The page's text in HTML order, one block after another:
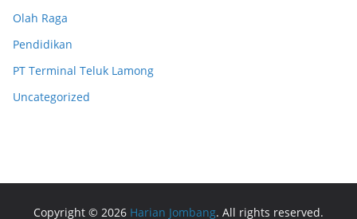
Olah Raga
Pendidikan
PT Terminal Teluk Lamong
Uncategorized
Copyright © 2026 Harian Jombang. All rights reserved.